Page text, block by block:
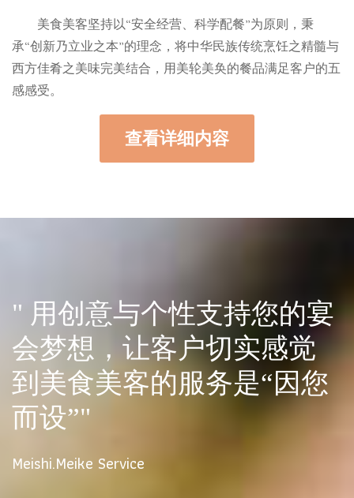
美食美客坚持以“安全经营、科学配餐”为原则，秉
承“创新乃立业之本”的理念，将中华民族传统烹饪之精髓与
西方佳肴之美味完美结合，用美轮美奂的餐品满足客户的五
感感受。
查看详细内容
" 用创意与个性支持您的宴
会梦想，让客户切实感觉
到美食美客的服务是“因您
而设”"
Meishi.Meike Service